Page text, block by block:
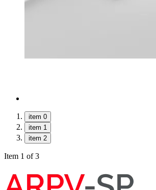
item 0
item 1
item 2
Item 1 of 3